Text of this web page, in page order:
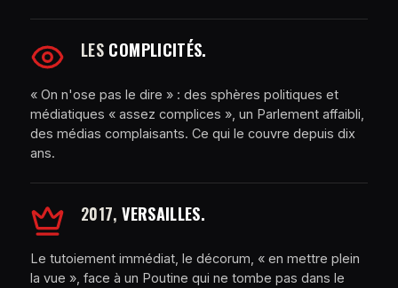
LES COMPLICITÉS.
« On n'ose pas le dire » : des sphères politiques et
médiatiques « assez complices », un Parlement affaibli,
des médias complaisants. Ce qui le couvre depuis dix
ans.
2017,VERSAILLES.
Le tutoiement immédiat, le décorum, « en mettre plein
la vue », face à un Poutine qui ne tombe pas dans le